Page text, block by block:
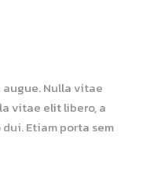
Nulla vitae
vitae elit libero, a
Etiam porta sem